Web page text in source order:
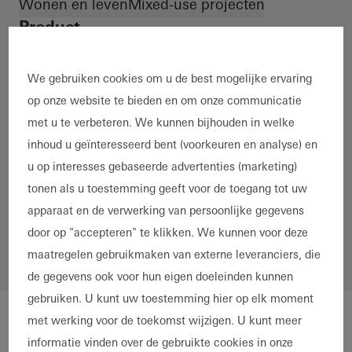
Wonen en levenMixed-use projecten
Product
VeiligheidBrandwering- en rookafvoer
GebouwautomatiseringZonweringBIPV
Zonnewarmte
Materiaal
AluminiumKunststofStaal & roestvrij staal
Landen
*
We gebruiken cookies om u de best mogelijke ervaring
op onze website te bieden en om onze communicatie
met u te verbeteren. We kunnen bijhouden in welke
inhoud u geïnteresseerd bent (voorkeuren en analyse) en
u op interesses gebaseerde advertenties (marketing)
tonen als u toestemming geeft voor de toegang tot uw
apparaat en de verwerking van persoonlijke gegevens
door op "accepteren" te klikken. We kunnen voor deze
maatregelen gebruikmaken van externe leveranciers, die
de gegevens ook voor hun eigen doeleinden kunnen
gebruiken. U kunt uw toestemming hier op elk moment
met werking voor de toekomst wijzigen. U kunt meer
informatie vinden over de gebruikte cookies in onze